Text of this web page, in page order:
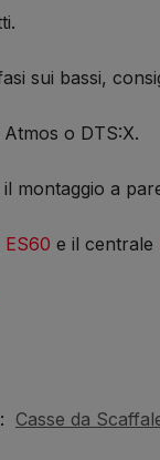
sui bassi,
o DTS:X.
montaggio a
ES60 e il centrale
Casse da